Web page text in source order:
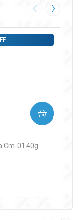
Imagem
Cm-01 40g
COMPRAR